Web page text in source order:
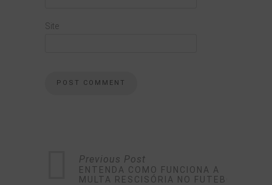
Site
Previous Post
ENTENDA COMO FUNCIONA A
MULTA RESCISÓRIA NO FUTEBOL